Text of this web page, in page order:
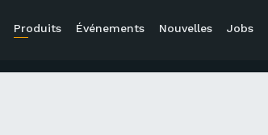
Produits Événements Nouvelles Jobs